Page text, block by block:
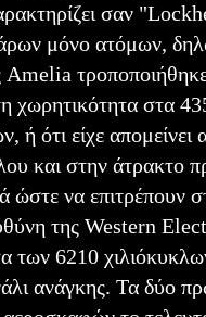
σαν
μόνο ατόμων,
χωρητικότητα στα
ή ότι είχε
και στην
να επιτρέπουν
της Western
των 6210
ανάγκης. Τα δύο